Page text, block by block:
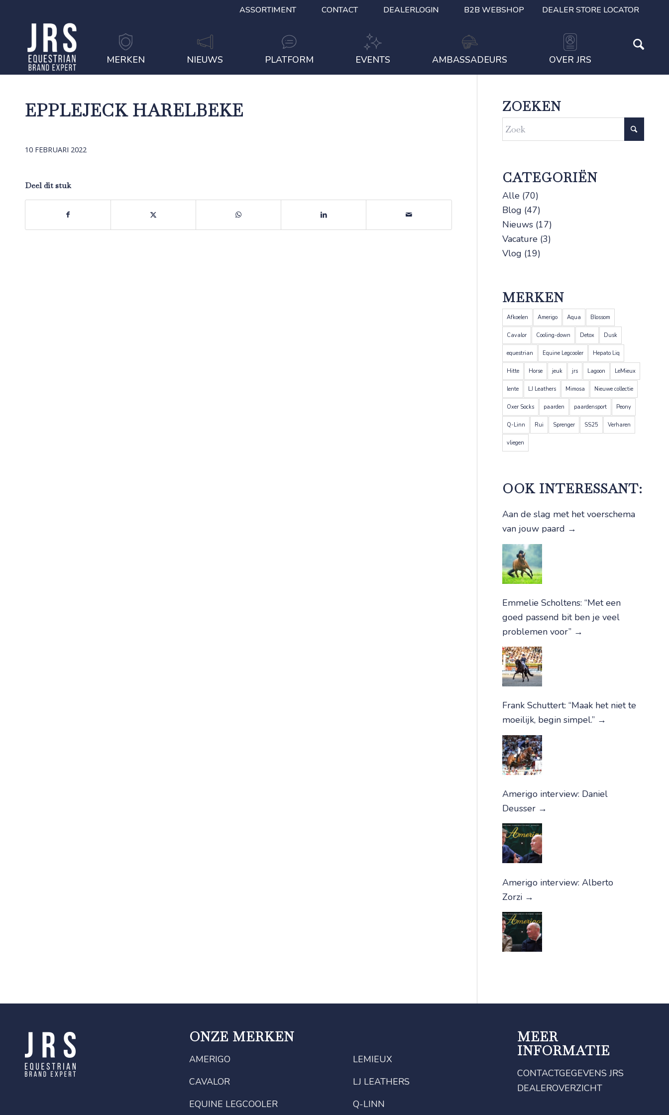
ASSORTIMENT CONTACT DEALERLOGIN B2B WEBSHOP DEALER STORE LOCATOR
MERKEN NIEUWS PLATFORM EVENTS AMBASSADEURS OVER JRS
EPPLEJECK HARELBEKE
10 FEBRUARI 2022
Deel dit stuk
ZOEKEN
CATEGORIËN
Alle (70)
Blog (47)
Nieuws (17)
Vacature (3)
Vlog (19)
MERKEN
Afkoelen Amerigo Aqua Blossom
Cavalor Cooling-down Detox Dusk
equestrian Equine Legcooler Hepato Liq
Hitte Horse jeuk jrs Lagoon LeMieux
lente LJ Leathers Mimosa Nieuwe collectie
Oxer Socks paarden paardensport Peony
Q-Linn Rui Sprenger SS25 Verharen
vliegen
OOK INTERESSANT:
Aan de slag met het voerschema
van jouw paard →
Emmelie Scholtens: “Met een
goed passend bit ben je veel
problemen voor” →
Frank Schuttert: “Maak het niet te
moeilijk, begin simpel.” →
Amerigo interview: Daniel
Deusser →
Amerigo interview: Alberto
Zorzi →
ONZE MERKEN
AMERIGO
CAVALOR
EQUINE LEGCOOLER
LEMIEUX
LJ LEATHERS
Q-LINN
MEER
INFORMATIE
CONTACTGEGEVENS JRS
DEALEROVERZICHT